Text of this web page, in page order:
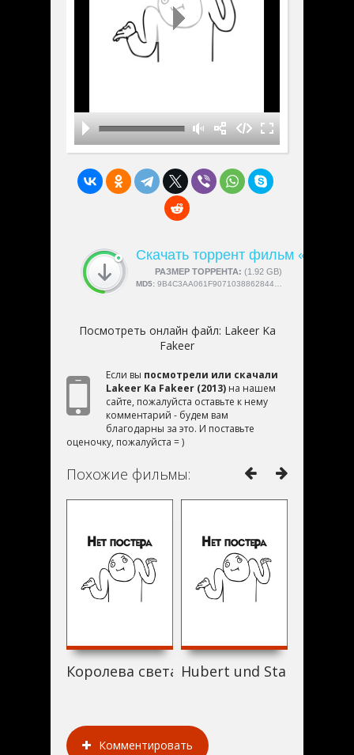
Скачать торрент фильм «Lakeer
РАЗМЕР ТОРРЕНТА: (1.92 GB)
СКАЧАЛИ:4189
MD5: 9B4C3AA061F9071038862844C0B5C49F
Посмотреть онлайн файл: Lakeer Ka
Fakeer
Если вы посмотрели или скачали
Lakeer Ka Fakeer (2013) на нашем
сайте, пожалуйста оставьте к нему
комментарий - будем вам
благодарны за это. И поставьте
оценочку, пожалуйста = )
Похожие фильмы:
Королева света (2013)Hubert und Staller - Die
Комментировать